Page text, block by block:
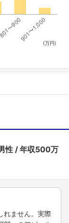
(万円)
性
年収500万
れません。実際